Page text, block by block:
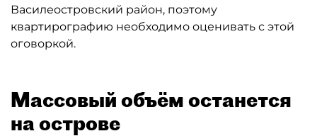
Василеостровский район, поэтому
квартирографию необходимо оценивать с этой
оговоркой.
Массовый объём останется
на острове